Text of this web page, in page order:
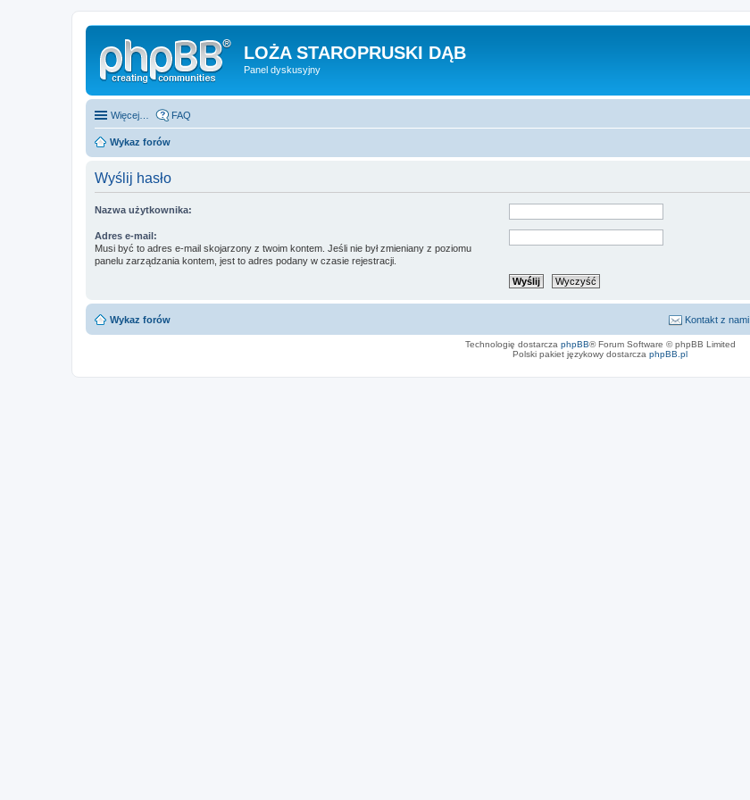
LOŻA STAROPRUSKI DĄB
Panel dyskusyjny
Więcej… FAQ
Wykaz forów
Wyślij hasło
Nazwa użytkownika:
Adres e-mail:
Musi być to adres e-mail skojarzony z twoim kontem. Jeśli nie był zmieniany z poziomu
panelu zarządzania kontem, jest to adres podany w czasie rejestracji.
Wykaz forów Kontakt z nami
Technologię dostarcza phpBB® Forum Software © phpBB Limited
Polski pakiet językowy dostarcza phpBB.pl